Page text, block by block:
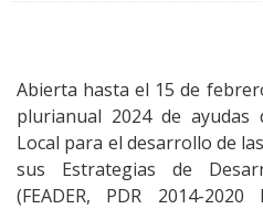
Abierta hasta el 15 de
plurianual 2024 de ayudas
Local para el desarrollo de
sus Estrategias de
(FEADER, PDR 2014-